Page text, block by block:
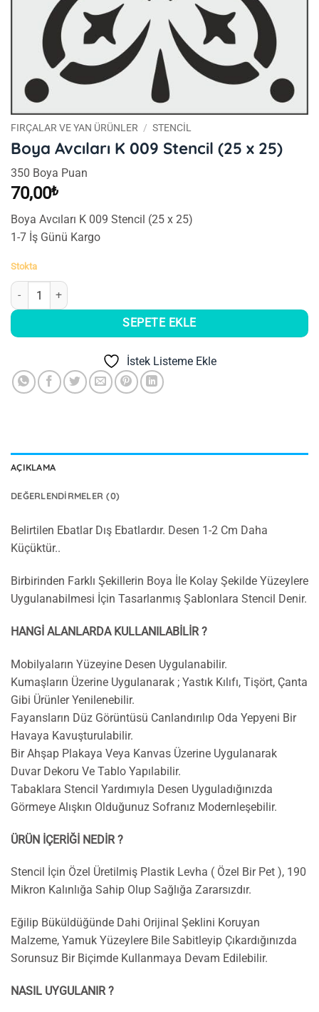
FIRÇALAR VE YAN ÜRÜNLER / STENCIL
Boya Avcıları K 009 Stencil (25 x 25)
350 Boya Puan
70,00₺
Boya Avcıları K 009 Stencil (25 x 25)
1-7 İş Günü Kargo
Stokta
Boya Avcıları K 009 Stencil (25 x 25) adet
SEPETE EKLE
İstek Listeme Ekle
AÇIKLAMA
DEĞERLENDIRMELER (0)
Belirtilen Ebatlar Dış Ebatlardır. Desen 1-2 Cm Daha
Küçüktür..
Birbirinden Farklı Şekillerin Boya İle Kolay Şekilde Yüzeylere
Uygulanabilmesi İçin Tasarlanmış Şablonlara Stencil Denir.
HANGİ ALANLARDA KULLANILABİLİR ?
Mobilyaların Yüzeyine Desen Uygulanabilir.
Kumaşların Üzerine Uygulanarak ; Yastık Kılıfı, Tişört, Çanta
Gibi Ürünler Yenilenebilir.
Fayansların Düz Görüntüsü Canlandırılıp Oda Yepyeni Bir
Havaya Kavuşturulabilir.
Bir Ahşap Plakaya Veya Kanvas Üzerine Uygulanarak
Duvar Dekoru Ve Tablo Yapılabilir.
Tabaklara Stencil Yardımıyla Desen Uyguladığınızda
Görmeye Alışkın Olduğunuz Sofranız Modernleşebilir.
ÜRÜN İÇERİĞİ NEDİR ?
Stencil İçin Özel Üretilmiş Plastik Levha ( Özel Bir Pet ), 190
Mikron Kalınlığa Sahip Olup Sağlığa Zararsızdır.
Eğilip Büküldüğünde Dahi Orijinal Şeklini Koruyan
Malzeme, Yamuk Yüzeylere Bile Sabitleyip Çıkardığınızda
Sorunsuz Bir Biçimde Kullanmaya Devam Edilebilir.
NASIL UYGULANIR ?